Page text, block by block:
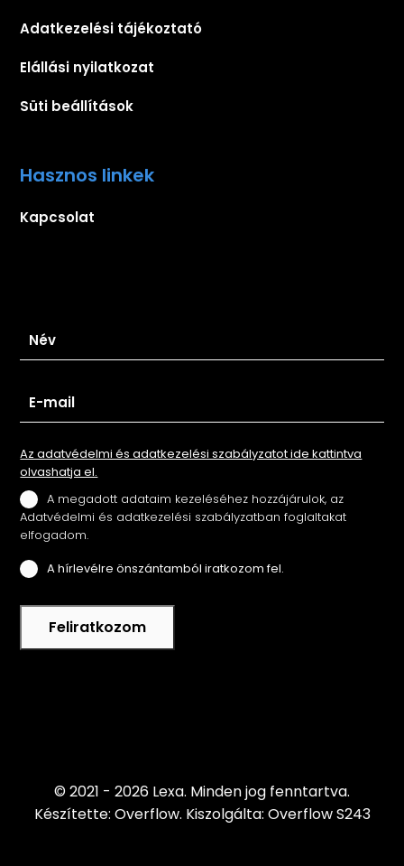
Adatkezelési tájékoztató
Elállási nyilatkozat
Süti beállítások
Hasznos linkek
Kapcsolat
Az adatvédelmi és adatkezelési szabályzatot ide kattintva
olvashatja el.
A megadott adataim kezeléséhez hozzájárulok, az
Adatvédelmi és adatkezelési szabályzatban foglaltakat
elfogadom.
A hírlevélre önszántamból iratkozom fel.
Feliratkozom
© 2021 - 2026 Lexa. Minden jog fenntartva.
Készítette: Overflow. Kiszolgálta: Overflow S243